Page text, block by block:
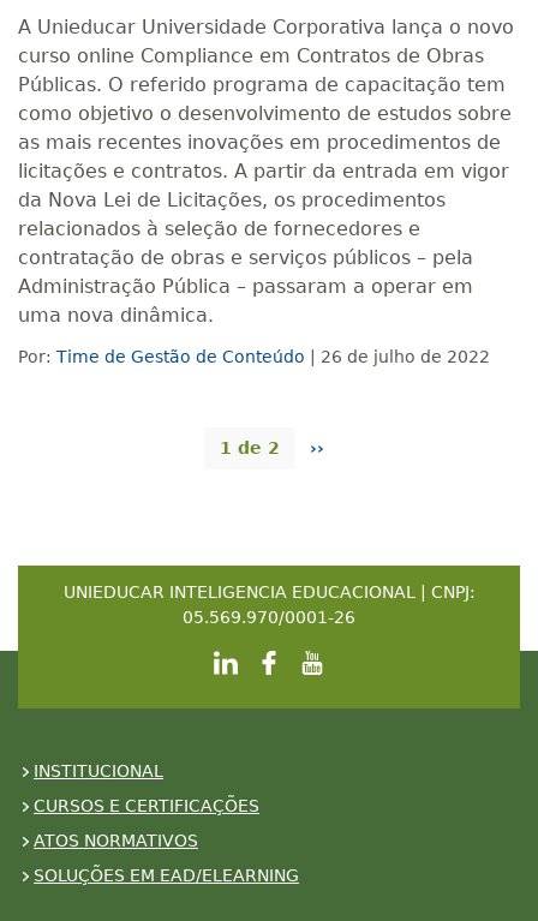
A Unieducar Universidade Corporativa lança o novo
curso online Compliance em Contratos de Obras
Públicas. O referido programa de capacitação tem
como objetivo o desenvolvimento de estudos sobre
as mais recentes inovações em procedimentos de
licitações e contratos. A partir da entrada em vigor
da Nova Lei de Licitações, os procedimentos
relacionados à seleção de fornecedores e
contratação de obras e serviços públicos – pela
Administração Pública – passaram a operar em
uma nova dinâmica.
Por: Time de Gestão de Conteúdo | 26 de julho de 2022
1 de 2 ››
UNIEDUCAR INTELIGENCIA EDUCACIONAL | CNPJ:
05.569.970/0001-26
INSTITUCIONAL
CURSOS E CERTIFICAÇÕES
ATOS NORMATIVOS
SOLUÇÕES EM EAD/ELEARNING